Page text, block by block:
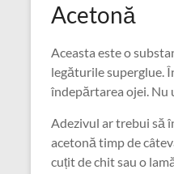
Acetonă
Aceasta este o
legăturile superglue.
îndepărtarea ojei. Nu
Adezivul ar trebui să
acetonă timp de
cuțit de chit sau o